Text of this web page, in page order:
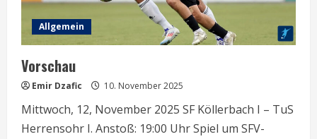
Allgemein
Vorschau
Emir Dzafic 10. November 2025
Mittwoch, 12, November 2025 SF Köllerbach I – TuS
Herrensohr I. Anstoß: 19:00 Uhr Spiel um SFV-